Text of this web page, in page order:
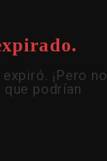
¡Pero no
podrían